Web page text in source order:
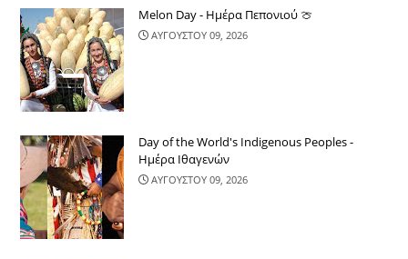
Melon Day - Ημέρα Πεπονιού 🍈
ΑΥΓΟΥΣΤΟΥ 09, 2026
Day of the World's Indigenous Peoples -
Ημέρα Ιθαγενών
ΑΥΓΟΥΣΤΟΥ 09, 2026